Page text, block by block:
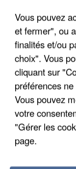
APRÈS
DE FAUNE
Vous pouvez
et fermer", ou
finalités et/ou
choix". Vous
cliquant sur
préférences
Vous pouvez
votre
"Gérer les
page.